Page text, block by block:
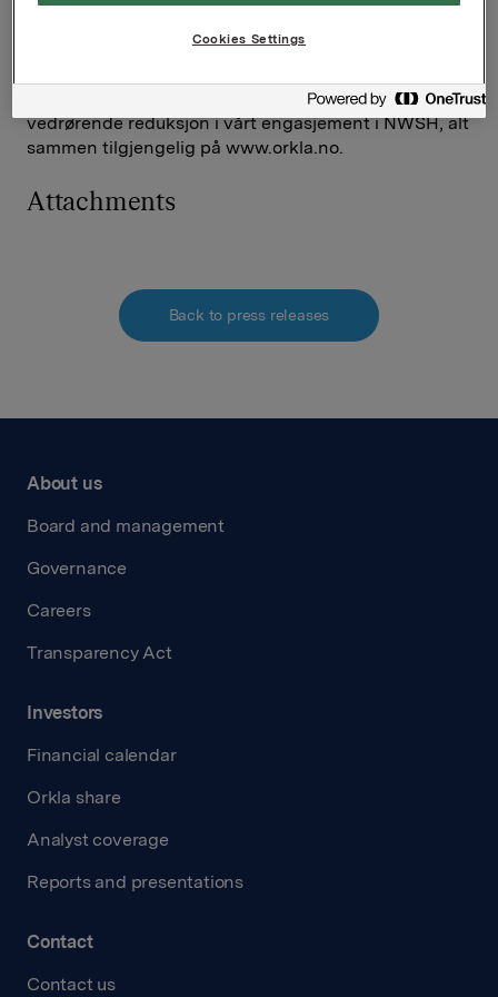
undersøkelsesutvalget i Orkla, til den redegjørelse
03.05.01, og til meldingen som ble sendt ut 08.10.02
vedrørende reduksjon i vårt engasjement i NWSH, alt
sammen tilgjengelig på www.orkla.no.
Attachments
Back to press releases
About us
Board and management
Governance
Careers
Transparency Act
Investors
Financial calendar
Orkla share
Analyst coverage
Reports and presentations
Contact
Contact us
Cookies Settings